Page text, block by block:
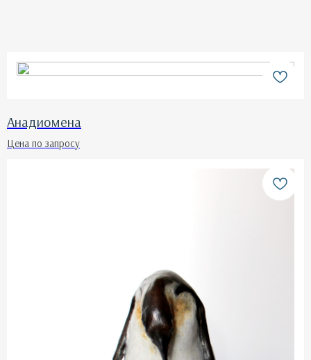
Анадиомена
Цена по запросу